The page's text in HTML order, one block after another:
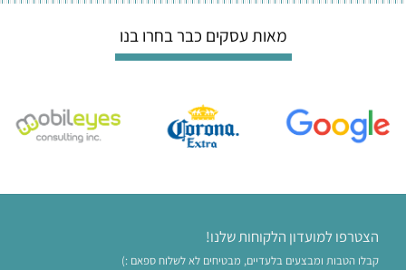
מאות עסקים כבר בחרו בנו
הצטרפו למועדון הלקוחות שלנו!
קבלו הטבות ומבצעים בלעדיים, מבטיחים לא לשלוח ספאם :)